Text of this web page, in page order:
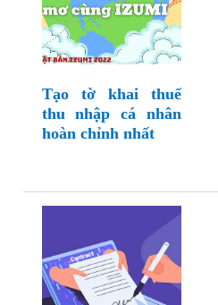
Tạo tờ khai thuế
thu nhập cá nhân
hoàn chỉnh nhất